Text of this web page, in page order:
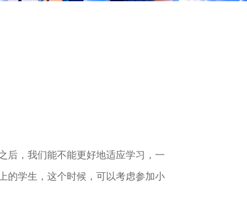
，我们能不能更好地适应学习，一
的学生，这个时候，可以考虑参加小